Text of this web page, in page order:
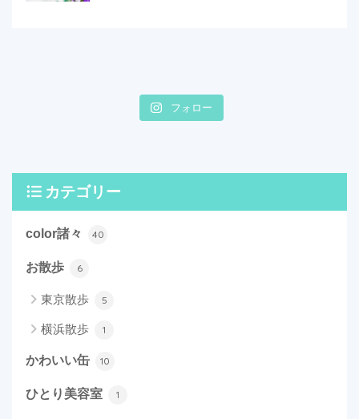
フォロー
カテゴリー
color諸々 40
お散歩 6
東京散歩 5
横浜散歩 1
かわいい缶 10
ひとり美容室 1